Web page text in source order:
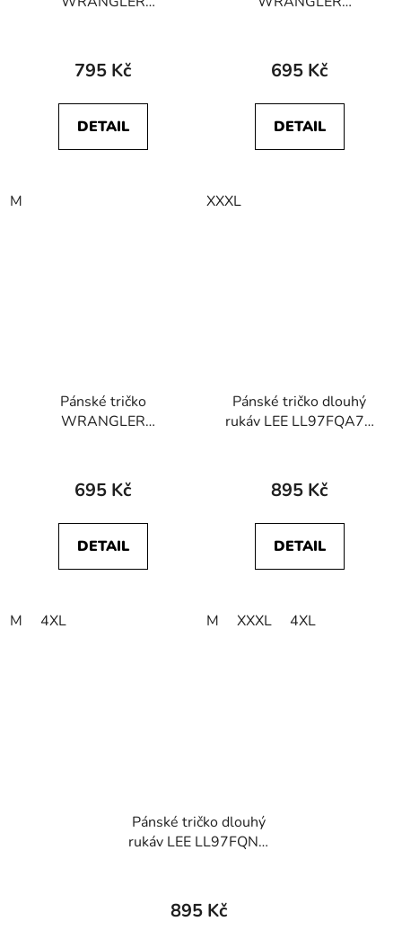
795 Kč
DETAIL
M
TEE Storm Blue
695 Kč
DETAIL
XXXL
Pánské tričko
WRANGLER
TEE Deep Teal Green
695 Kč
DETAIL
M 4XL
Pánské tričko dlouhý
rukáv LEE LL97FQA70
Arabica
895 Kč
DETAIL
M XXXL 4XL
Pánské tričko dlouhý
rukáv LEE LL97FQNQ
895 Kč